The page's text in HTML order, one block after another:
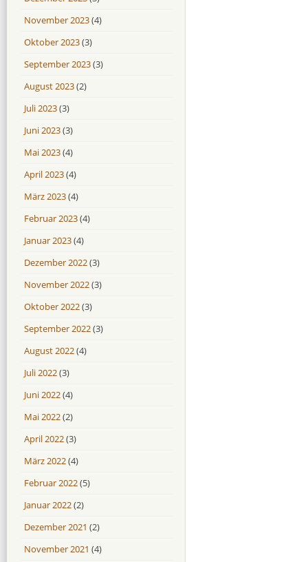
November 2023(4)
Oktober 2023(3)
September 2023(3)
August 2023(2)
Juli 2023(3)
Juni 2023(3)
Mai 2023(4)
April 2023(4)
März 2023(4)
Februar 2023(4)
Januar 2023(4)
Dezember 2022(3)
November 2022(3)
Oktober 2022(3)
September 2022(3)
August 2022(4)
Juli 2022(3)
Juni 2022(4)
Mai 2022(2)
April 2022(3)
März 2022(4)
Februar 2022(5)
Januar 2022(2)
Dezember 2021 (2)
November 2021 (4)